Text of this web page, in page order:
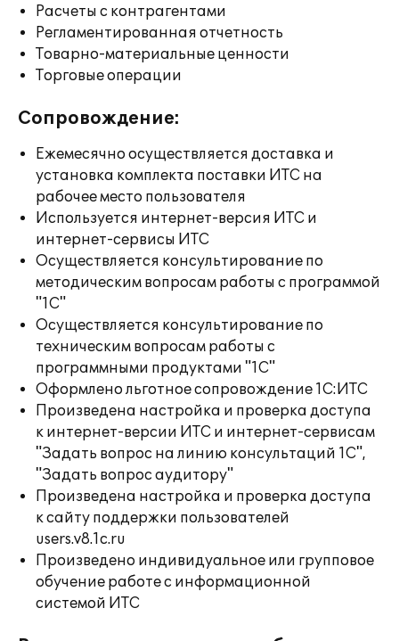
Расчеты с контрагентами
Регламентированная отчетность
Товарно-материальные ценности
Торговые операции
Сопровождение:
Ежемесячно осуществляется доставка и
установка комплекта поставки ИТС на
рабочее место пользователя
Используется интернет-версия ИТС и
интернет-сервисы ИТС
Осуществляется консультирование по
методическим вопросам работы с программой
"1С"
Осуществляется консультирование по
техническим вопросам работы с
программными продуктами "1С"
Оформлено льготное сопровождение 1С:ИТС
Произведена настройка и проверка доступа
к интернет-версии ИТС и интернет-сервисам
"Задать вопрос на линию консультаций 1С",
"Задать вопрос аудитору"
Произведена настройка и проверка доступа
к сайту поддержки пользователей
users.v8.1c.ru
Произведено индивидуальное или групповое
обучение работе с информационной
системой ИТС